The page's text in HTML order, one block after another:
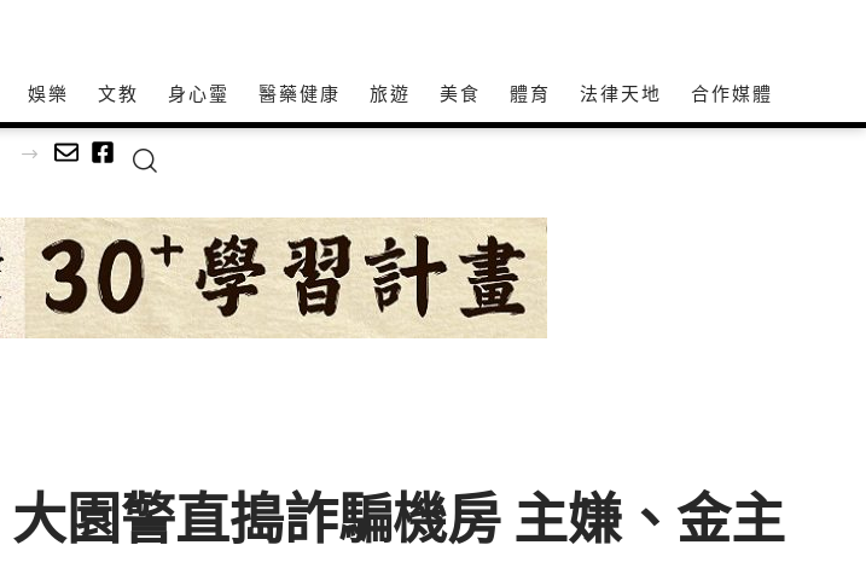
娛樂 文教 身心𩆜 醫藥健康 旅遊 美食 體育 法律天地 合作媒體
園警直搗詐騙機房 主嫌、金主